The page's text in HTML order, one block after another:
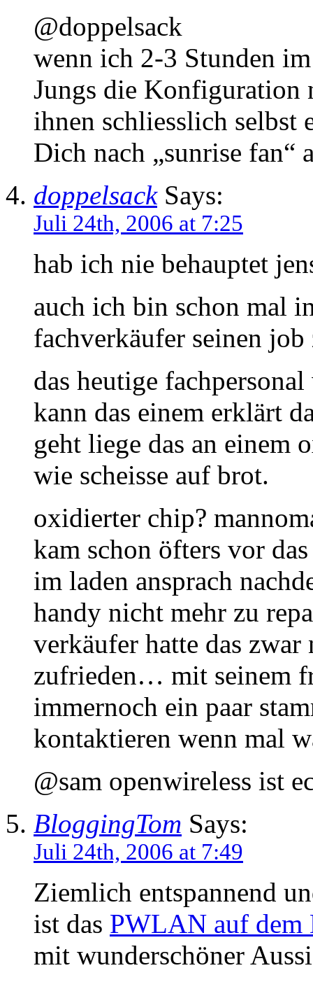
@doppelsack
wenn ich 2-3 Stunden
Jungs die Konfiguration
ihnen schliesslich selbst
Dich nach „sunrise fan“
doppelsackSays:
Juli 24th, 2006 at 7:25
hab ich nie behauptet
auch ich bin schon mal
fachverkäufer seinen
das heutige
kann das einem erklärt
geht liege das an einem
wie scheisse auf brot.
oxidierter chip?
kam schon öfters vor
im laden ansprach
handy nicht mehr zu
verkäufer hatte das
zufrieden… mit seinem
immernoch ein paar
kontaktieren wenn mal
@sam openwireless ist
BloggingTom Says:
Juli 24th, 2006 at 7:49
Ziemlich entspannend
ist das PWLAN auf dem
mit wunderschöner